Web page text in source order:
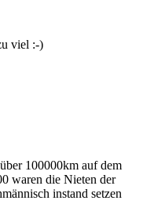
viel :-)
100000km auf dem
waren die Nieten der
instand setzen